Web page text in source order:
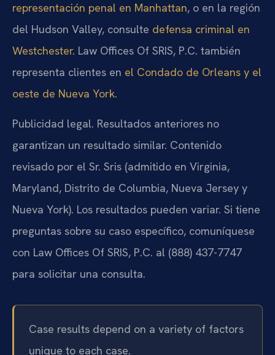
representación penal en Manhattan, o en la región
del Hudson Valley, consulte defensa criminal en
Westchester. Law Offices Of SRIS, P.C. también
representa clientes en el Condado de Orleans y el
oeste de Nueva York.
Publicidad legal. Resultados anteriores no
garantizan un resultado similar. Contenido
revisado por el Sr. Sris (admitido en Virginia,
Maryland, Distrito de Columbia, Nueva Jersey y
Nueva York). Los resultados pueden variar. Si tiene
preguntas sobre su caso específico, comuníquese
con Law Offices Of SRIS, P.C. al (888) 437-7747
para solicitar una consulta.
Case results depend on a variety of factors
unique to each case.